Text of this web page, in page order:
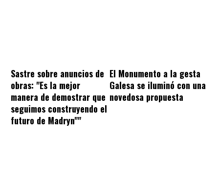
Sastre sobre anuncios de
obras: "Es la mejor
manera de demostrar que
seguimos construyendo el
futuro de Madryn""
El Monumento a la gesta
Galesa se iluminó con una
novedosa propuesta